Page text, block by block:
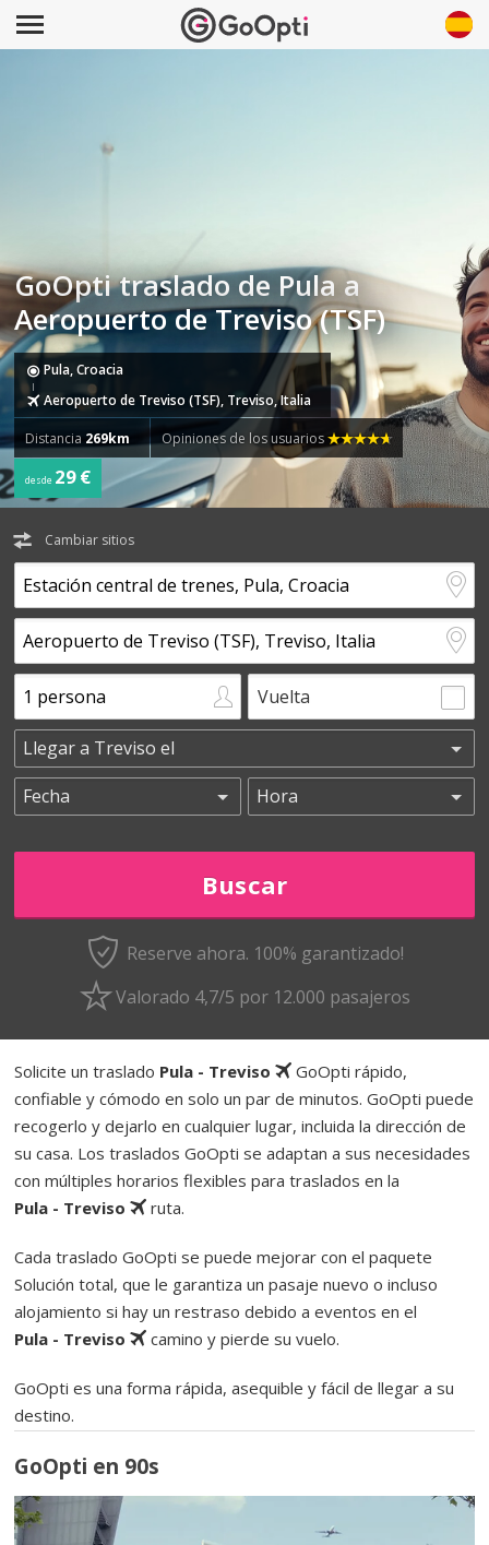
GoOpti traslado de Pula a
Aeropuerto de Treviso (TSF)
Pula, Croacia
Aeropuerto de Treviso (TSF), Treviso, Italia
Distancia 269km Opiniones de los usuarios
desde 29 €
Cambiar sitios
Vuelta
Reserve ahora. 100% garantizado!
Valorado 4,7/5 por 12.000 pasajeros
Solicite un traslado Pula - Treviso
GoOpti rápido,
confiable y cómodo en solo un par de minutos. GoOpti puede
recogerlo y dejarlo en cualquier lugar, incluida la dirección de
su casa. Los traslados GoOpti se adaptan a sus necesidades
con múltiples horarios flexibles para traslados en la
Pula - Treviso
ruta.
Cada traslado GoOpti se puede mejorar con el paquete
Solución total, que le garantiza un pasaje nuevo o incluso
alojamiento si hay un restraso debido a eventos en el
Pula - Treviso
camino y pierde su vuelo.
GoOpti es una forma rápida, asequible y fácil de llegar a su
destino.
GoOpti en 90s